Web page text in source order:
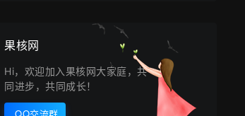
果核网
Hi，欢迎加入果核网大家庭，共
同进步，共同成长！